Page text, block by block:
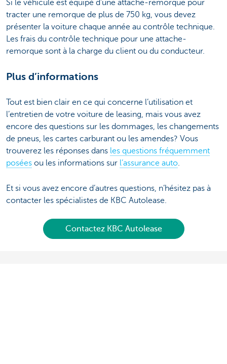
Si le véhicule est équipé d'une attache-remorque pour
tracter une remorque de plus de 750 kg, vous devez
présenter la voiture chaque année au contrôle technique.
Les frais du contrôle technique pour une attache-
remorque sont à la charge du client ou du conducteur.
Plus d’informations
Tout est bien clair en ce qui concerne l’utilisation et
l’entretien de votre voiture de leasing, mais vous avez
encore des questions sur les dommages, les changements
de pneus, les cartes carburant ou les amendes? Vous
trouverez les réponses dans les questions fréquemment
posées ou les informations sur l’assurance auto.
Et si vous avez encore d’autres questions, n’hésitez pas à
contacter les spécialistes de KBC Autolease.
Contactez KBC Autolease